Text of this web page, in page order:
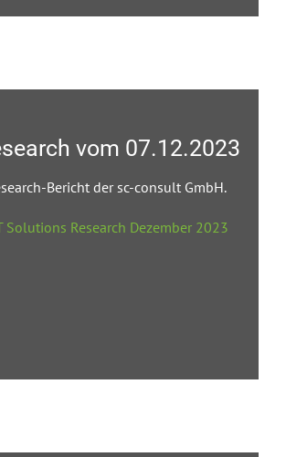
vom 07.12.2023
Bericht der sc-consult GmbH.
Solutions Research Dezember 2023